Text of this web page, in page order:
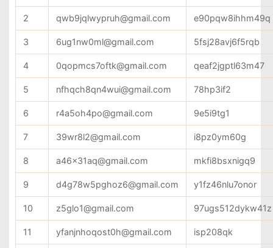
2 qwb9jqlwypruh@gmail.com e90pqw8ihhm49q
3 6ug1nw0ml@gmail.com 5fsj28avj6f5rqb
4 0qopmcs7oftk@gmail.com qeaf2jgptl63m47
5 nfhqch8qn4wui@gmail.com 78hp3if2
6 r4a5oh4po@gmail.com 9e5i9tg1
7 39wr8l2@gmail.com i8pz0ym60g
8 a46x31aq@gmail.com mkfi8bsxnigq9
9 d4g78w5pghoz6@gmail.com y1fz46nlu7onor
10 z5glo1@gmail.com 97ugs512dykw41z
11 yfanjnhoqost0h@gmail.com isp208qk